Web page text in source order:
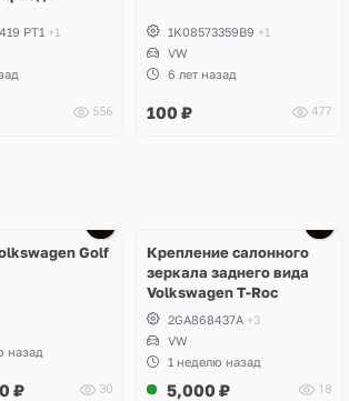
PT1 +1
556
1K08573359B9 +1
VW
6 лет назад
100 ₽ 477
Golf
назад
₽ 30
Крепление салонного
зеркала заднего вида
Volkswagen T-Roc
2GA868437A +3
VW
1 неделю назад
5,000 ₽ 18